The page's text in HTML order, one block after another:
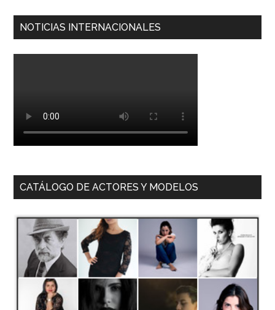
NOTICIAS INTERNACIONALES
CATÁLOGO DE ACTORES Y MODELOS